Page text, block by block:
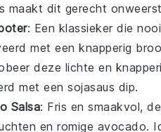
maakt dit gerecht
: Een klassieker die
met een knapperig
deze lichte en
met een sojasaus dip.
Salsa: Fris en smaakvol,
en romige avocado.